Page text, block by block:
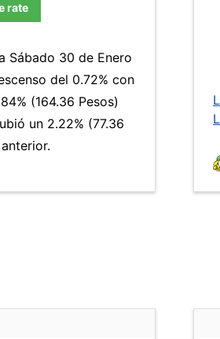
rate
Sábado 30 de Enero
del 0.72% con
(164.36 Pesos)
un 2.22% (77.36